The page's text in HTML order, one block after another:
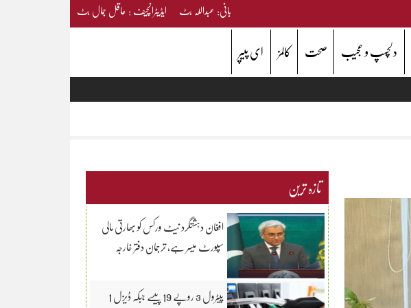
بانی: عبداللہ بٹ ایڈیٹرانچیف : عاقل جمال بٹ
دلچسپ و عجیب صحت کالمز ای پیپر
تازہ ترین
افغان دہشتگرد نیٹ ورکس کو بھارتی مالی
سپورٹ میسر ہے، ترجمان دفتر خارجہ
پیٹرول 3 روپے 19 پیسے جبکہ ڈیزل 1